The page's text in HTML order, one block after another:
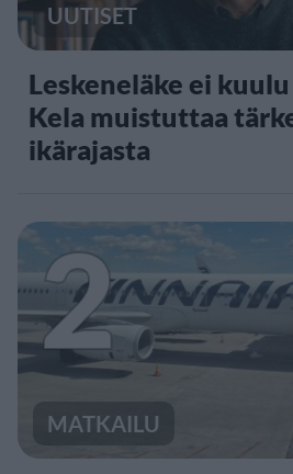
UUTISET
Leskeneläke ei
Kela muistuttaa
ikärajasta
2
MATKAILU